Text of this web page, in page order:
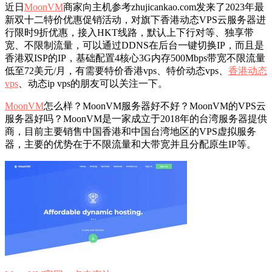
近日 MoonVM商家向主机参考zhujicankao.com发来了2023年最
新双十二特价优惠促销活动，对旗下香港动态VPS云服务器进
行限时9折优惠，接入HKT线路，默认上下行对等、独享带
宽、不限制流量，可以通过DDNS在后台一键切换IP，而且是
香港双ISP的IP，基础配置4核心3G内存500Mbps带宽不限流量
低至72美元/月，有需要特价香港vps、特价动态vps、 香港动态
vps 、动态ip vps的朋友可以关注一下。
MoonVM怎么样？MoonVM服务器好不好？MoonVM的VPS云
服务器好吗？MoonVM是一家成立于2018年的台湾服务器提供
商，目前主要销售中国香港和中国台湾地区的VPS虚拟服务
器，主要的优势在于不限流量和大带宽并且分配原生IP等。